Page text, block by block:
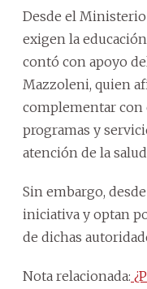
Desde el
exigen la
contó con apoyo
Mazzoleni, quien
complementar con
programas y
atención de la
Sin embargo,
iniciativa y optan
de dichas
Nota relacionada: